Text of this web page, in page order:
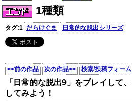
1種類
タグ:1 だらけぐま 日常的な脱出シリーズ
<<前の作品 次の作品>> 検索/投稿フォーム
「日常的な脱出9」をプレイして
してみよう！